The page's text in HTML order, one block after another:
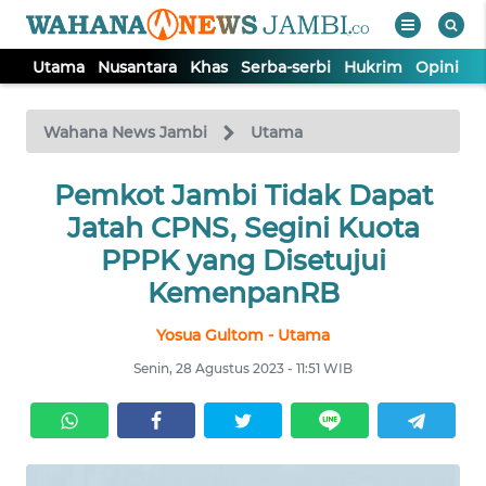
Utama Nusantara Khas Serba-serbi Hukrim Opini
Wahana News Jambi Utama
Pemkot Jambi Tidak Dapat
Jatah CPNS, Segini Kuota
PPPK yang Disetujui
KemenpanRB
Yosua Gultom - Utama
Senin, 28 Agustus 2023 - 11:51 WIB
TV
Tutup
UTAMA
NUSANTARA
SERBI
HUKRIM